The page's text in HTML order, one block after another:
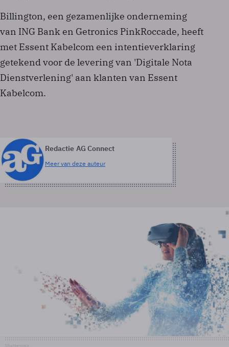
Billington, een gezamenlijke onderneming
van ING Bank en Getronics PinkRoccade, heeft
met Essent Kabelcom een intentieverklaring
getekend voor de levering van 'Digitale Nota
Dienstverlening' aan klanten van Essent
Kabelcom.
Redactie AG Connect
Meer van deze auteur